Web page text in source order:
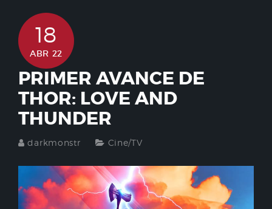
18
ABR 22
PRIMER AVANCE DE
THOR: LOVE AND
THUNDER
darkmonstr Cine/TV